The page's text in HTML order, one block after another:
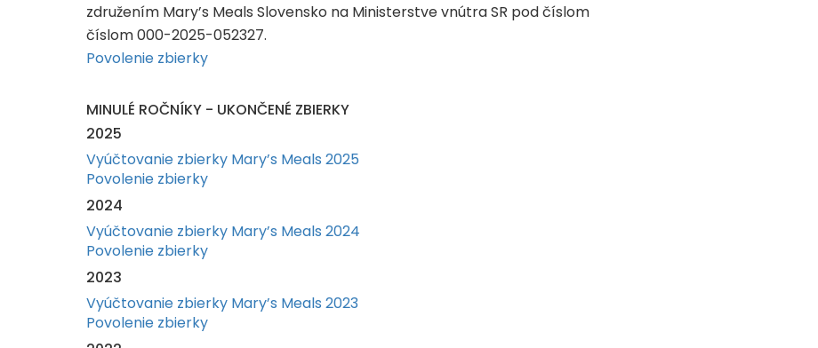
združením Mary’s Meals Slovensko na Ministerstve vnútra SR pod číslom
číslom 000-2025-052327.
Povolenie zbierky
MINULÉ ROČNÍKY - UKONČENÉ ZBIERKY
2025
Vyúčtovanie zbierky Mary’s Meals 2025
Povolenie zbierky
2024
Vyúčtovanie zbierky Mary’s Meals 2024
Povolenie zbierky
2023
Vyúčtovanie zbierky Mary’s Meals 2023
Povolenie zbierky